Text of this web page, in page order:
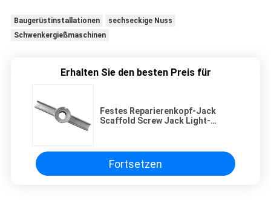
Baugerüstinstallationen
sechseckige Nuss
Schwenkergießmaschinen
Erhalten Sie den besten Preis für
Festes Reparierenkopf-Jack
Scaffold Screw Jack Light-
Fortsetzen